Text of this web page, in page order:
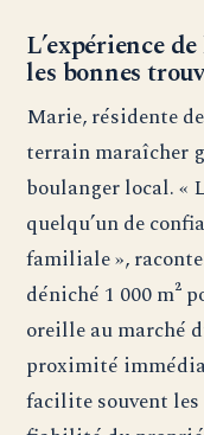
L’expérience
les bonnes
Marie, résidente
terrain maraîcher
boulanger local. «
quelqu’un de
familiale »,
déniché 1 000 m²
oreille au marché
proximité
facilite souvent